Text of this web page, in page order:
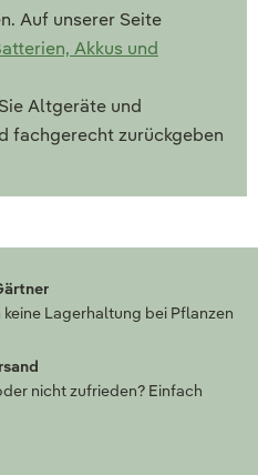
Auf unserer Seite
Akkus und
Altgeräte und
fachgerecht zurückgeben
Lagerhaltung bei Pflanzen
nicht zufrieden? Einfach